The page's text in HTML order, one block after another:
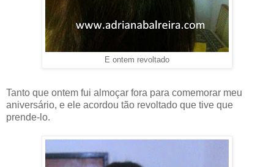
E ontem revoltado
Tanto que ontem fui almoçar fora para comemorar meu
aniversário, e ele acordou tão revoltado que tive que
prende-lo.